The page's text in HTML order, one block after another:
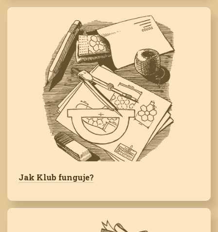
Jak Klub funguje?